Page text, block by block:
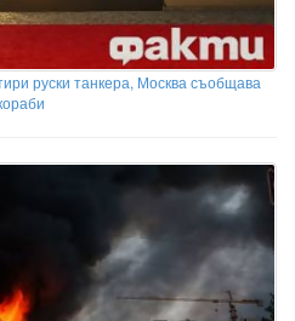
руски танкера, Москва съобщава